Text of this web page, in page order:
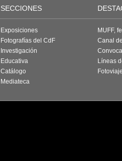
SECCIONES
Exposiciones
Fotografías del CdF
Investigación
Educativa
Catálogo
Mediateca
MUFF,
Canal
Líneas